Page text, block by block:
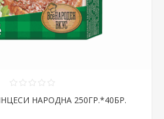
НАРОДНА 250ГР.*40БР.